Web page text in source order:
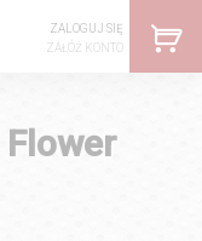
ZALOGUJ SIĘ
ZAŁÓŻ KONTO